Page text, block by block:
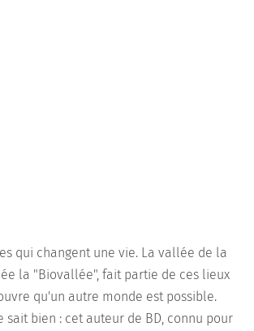
qui changent une vie. La vallée de la
la "Biovallée", fait partie de ces lieux
qu'un autre monde est possible.
sait bien : cet auteur de BD, connu pour